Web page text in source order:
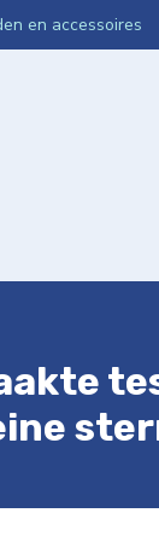
en accessoires